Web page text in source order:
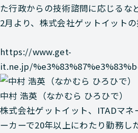
た行政からの技術諮問に応じるな
2月より、株式会社ゲットイットの
https://www.get-
it.ne.jp/
中村 浩英（なかむら ひろひで）
株式会社ゲットイット、ITADマネ
ーカーで20年以上にわたり勤務し